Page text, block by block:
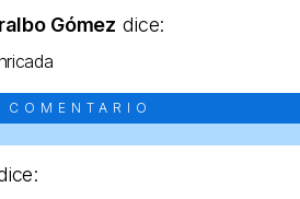
Gómez dice:
COMENTARIO